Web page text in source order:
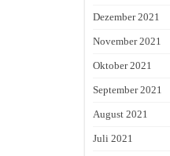
Dezember 2021
November 2021
Oktober 2021
September 2021
August 2021
Juli 2021